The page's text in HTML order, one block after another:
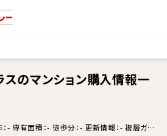
のマンション購入情報一